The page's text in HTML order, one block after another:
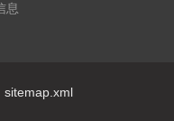
息
sitemap.xml